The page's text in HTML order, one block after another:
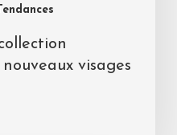
visages